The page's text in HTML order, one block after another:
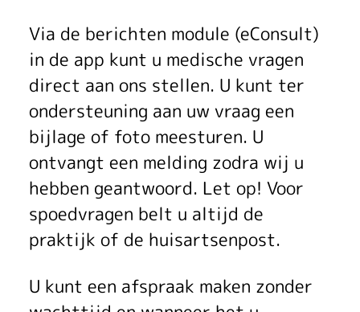
Via de berichten module (eConsult)
in de app kunt u medische vragen
direct aan ons stellen. U kunt ter
ondersteuning aan uw vraag een
bijlage of foto meesturen. U
ontvangt een melding zodra wij u
hebben geantwoord. Let op! Voor
spoedvragen belt u altijd de
praktijk of de huisartsenpost.
U kunt een afspraak maken zonder